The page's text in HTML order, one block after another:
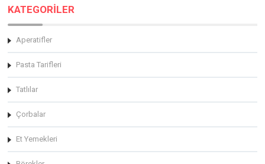
KATEGORİLER
Aperatifler
Pasta Tarifleri
Tatlılar
Çorbalar
Et Yemekleri